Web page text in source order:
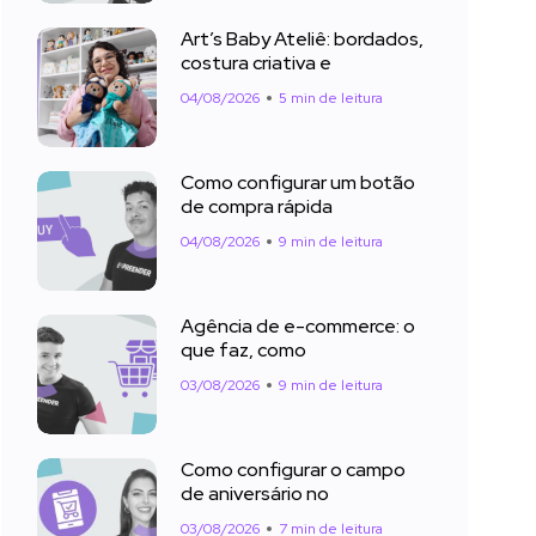
Art’s Baby Ateliê: bordados,
costura criativa e
04/08/2026 5 min de leitura
Como configurar um botão
de compra rápida
04/08/2026 9 min de leitura
Agência de e-commerce: o
que faz, como
03/08/2026 9 min de leitura
Como configurar o campo
de aniversário no
03/08/2026 7 min de leitura